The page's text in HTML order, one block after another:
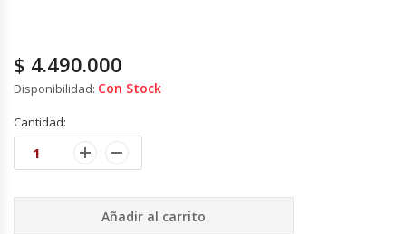
Hornos Industriales
Laminadora De Masas
Lavafondos
$ 4.490.000
Disponibilidad: Con Stock
Cantidad:
Añadir al carrito